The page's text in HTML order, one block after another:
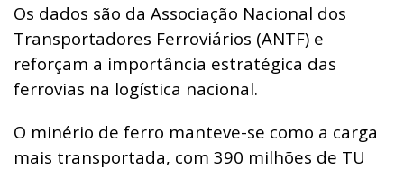
Os dados são da Associação Nacional dos
Transportadores Ferroviários (ANTF) e
reforçam a importância estratégica das
ferrovias na logística nacional.
O minério de ferro manteve-se como a carga
mais transportada, com 390 milhões de TU